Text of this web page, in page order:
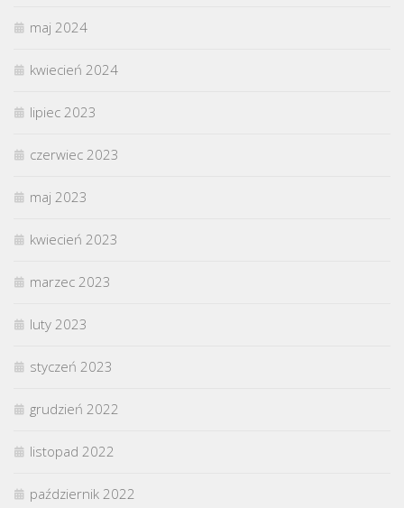
maj 2024
kwiecień 2024
lipiec 2023
czerwiec 2023
maj 2023
kwiecień 2023
marzec 2023
luty 2023
styczeń 2023
grudzień 2022
listopad 2022
październik 2022